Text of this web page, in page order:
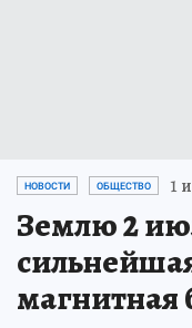
НОВОСТИ ОБЩЕСТВО 1
Землю 2
магнитная